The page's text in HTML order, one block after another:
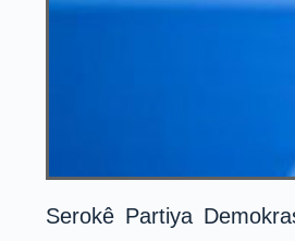
Serokê Partiya